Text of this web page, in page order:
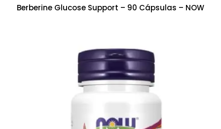
Berberine Glucose Support – 90 Cápsulas – NOW